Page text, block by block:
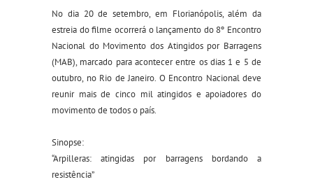
No dia 20 de setembro, em Florianópolis, além da
estreia do filme ocorrerá o lançamento do 8º Encontro
Nacional do Movimento dos Atingidos por Barragens
(MAB), marcado para acontecer entre os dias 1 e 5 de
outubro, no Rio de Janeiro. O Encontro Nacional deve
reunir mais de cinco mil atingidos e apoiadores do
movimento de todos o país.
Sinopse:
“Arpilleras: atingidas por barragens bordando a
resistência”